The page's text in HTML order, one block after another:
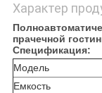
Характер
прачечной
Спецификация:
Модель
Емкость